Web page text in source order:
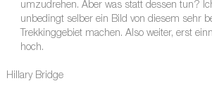
umzudrehen. Aber was statt dessen tun?
unbedingt selber ein Bild von diesem sehr
Trekkinggebiet machen. Also weiter, erst
hoch.
Hillary Bridge